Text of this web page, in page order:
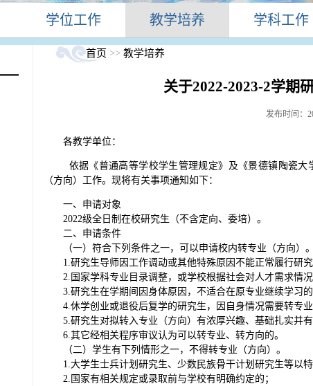
学位工作 教学培养 学科工作
首页 >> 教学培养
关于2022-2023-2学期
发布时间：
各教学单位：
依据《普通高等学校学生管理规定》及《景德镇陶瓷
（方向）工作。现将有关事项通知如下：
一、申请对象
2022级全日制在校研究生（不含定向、委培）。
二、申请条件
（一）符合下列条件之一，可以申请校内转专业（方向）。
1.研究生导师因工作调动或其他特殊原因不能正常履行研究
2.国家学科专业目录调整，或学校根据社会对人才需求情
3.研究生在学期间因身体原因，不适合在原专业继续学习的
4.休学创业或退役后复学的研究生，因自身情况需要转专业
5.研究生对拟转入专业（方向）有浓厚兴趣、基础扎实并有
6.其它经相关程序审议认为可以转专业、转方向的。
（二）学生有下列情形之一，不得转专业 （方向） 。
1.大学生士兵计划研究生、少数民族骨干计划研究生等以特
2. 国家有相关规定或录取前与学校有明确约定的；